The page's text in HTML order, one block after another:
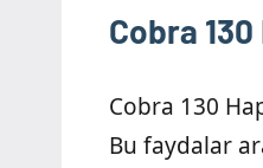
Cobra 130
Cobra 130
Bu faydalar